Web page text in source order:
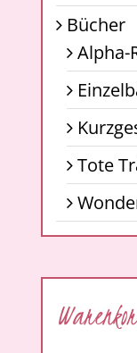
Bücher
Alpha-
Tote